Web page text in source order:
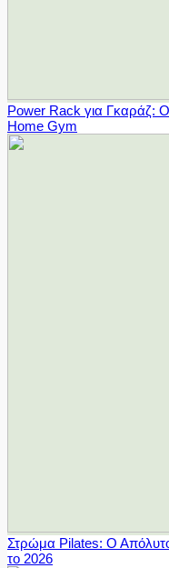
Power Rack για Γκαράζ:
Home Gym
Στρώμα Pilates: Ο
το 2026